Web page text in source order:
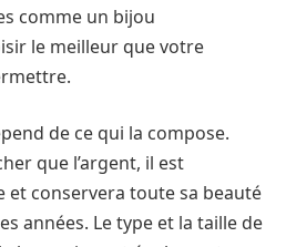
comme un bijou
le meilleur que votre
de ce qui la compose.
que l’argent, il est
et conservera toute sa beauté
années. Le type et la taille de